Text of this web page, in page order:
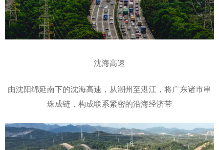
沈海高速
由沈阳绵延南下的沈海高速，从潮州至湛江，将广东诸市串
珠成链，构成联系紧密的沿海经济带